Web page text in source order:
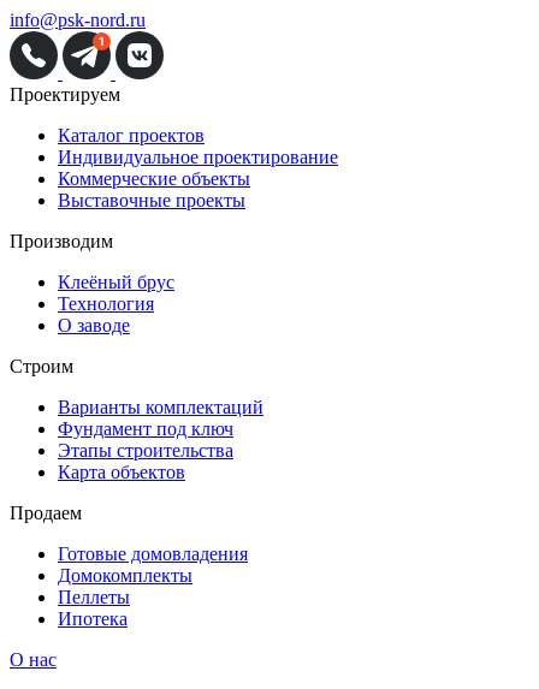
info@psk-nord.ru
Проектируем
Каталог проектов
Индивидуальное проектирование
Коммерческие объекты
Выставочные проекты
Производим
Клеёный брус
Технология
О заводе
Строим
Варианты комплектаций
Фундамент под ключ
Этапы строительства
Карта объектов
Продаем
Готовые домовладения
Домокомплекты
Пеллеты
Ипотека
О нас